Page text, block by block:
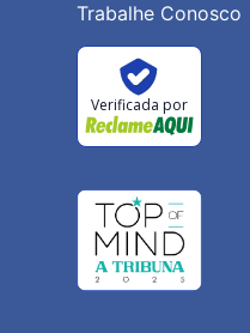
Trabalhe Conosco
Verificada por